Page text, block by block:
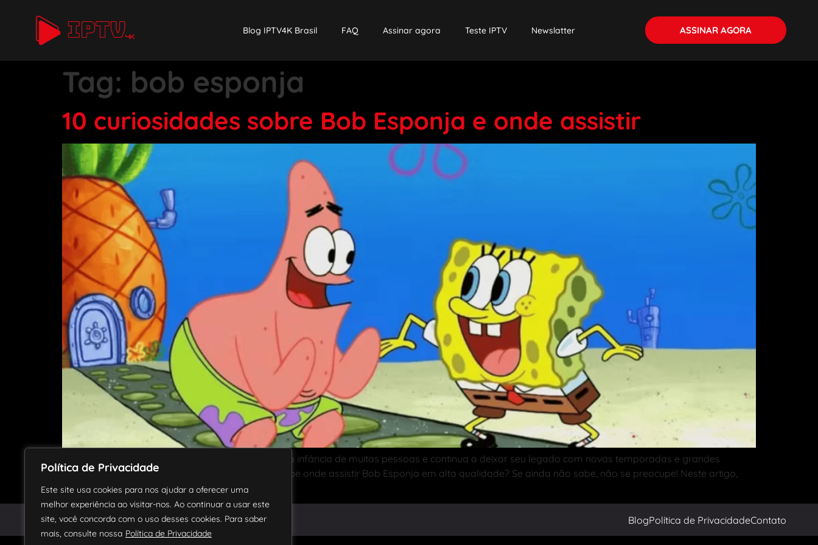
Política de Privacidade
Este site usa cookies para nos ajudar a oferecer uma
melhor experiência ao visitar-nos. Ao continuar a usar este
site, você concorda com o uso desses cookies. Para saber
mais, consulte nossa Política de Privacidade
Blog IPTV4K Brasil FAQ Assinar agora Teste IPTV Newslatter ASSINAR AGORA
Tag: bob esponja
10 curiosidades sobre Bob Esponja e onde assistir
Bob Esponja é um desenho animado que marcou a infância de muitas pessoas e continua a deixar seu legado com novas temporadas e grandes
produções de novos filmes. No entanto, você já sabe onde assistir Bob Esponja em alta qualidade? Se ainda não sabe, não se preocupe! Neste artigo,
vamos mostrar onde você pode assistir […]
© 2018 – 2024 Todos os direitos reservados. BlogPolítica de PrivacidadeContato